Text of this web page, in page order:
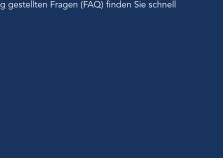
Fragen (FAQ) finden Sie schnell